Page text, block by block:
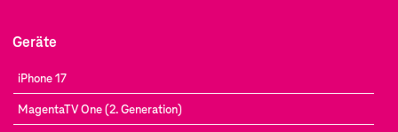
modernen und schnellen
Moormerlands.
Geräte
iPhone 17
MagentaTV One (2. Generation)